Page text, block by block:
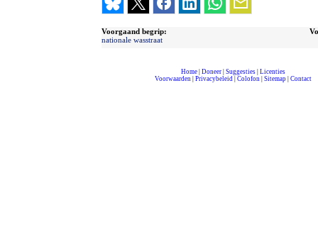
Voorgaand begrip:
nationale wasstraat
Home| Doneer| Suggesties| Licenties
Voorwaarden| Privacybeleid| Colofon| Sitemap| Contact